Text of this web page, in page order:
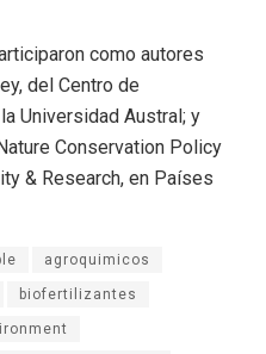
como autores
del Centro de
Universidad Austral; y
Conservation Policy
& Research, en Países
agroquimicos
biofertilizantes